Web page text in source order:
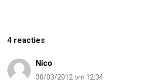
4 reacties
Nico
30/03/2012 om 12:34